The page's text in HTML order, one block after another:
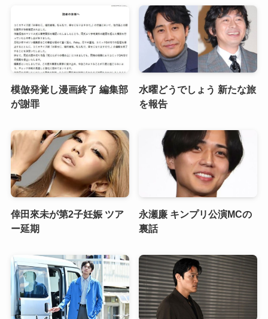
模倣発覚し漫画終了 編集部
が謝罪
水曜どうでしょう 新たな旅
を報告
倖田來未が第2子妊娠 ツア
ー延期
永瀬廉 キンプリ公演MCの
裏話